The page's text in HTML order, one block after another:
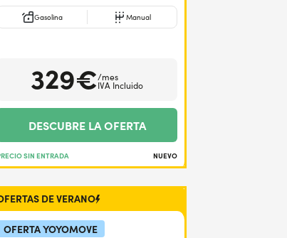
Gasolina Manual
329€/mes
IVA Incluido
DESCUBRE LA OFERTA
SIN ENTRADA NUEVO
DE VERANO
OFERTA YOYOMOVE